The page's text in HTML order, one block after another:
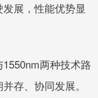
展，性能优势显
两种技术路
存、协同发展。